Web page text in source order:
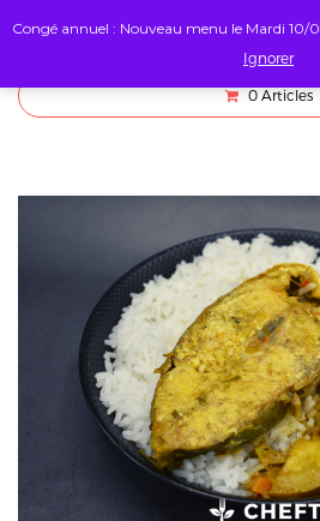
0 Articles
Congé annuel : Nouveau menu le Mardi 10/
Ignorer